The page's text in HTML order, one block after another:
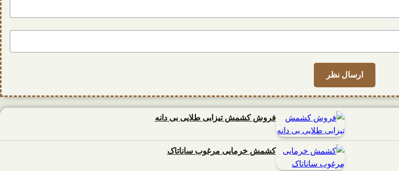
فروش کشمش تیزابی طلایی بی دانه
کشمش خرمایی مرغوب ساناتاک